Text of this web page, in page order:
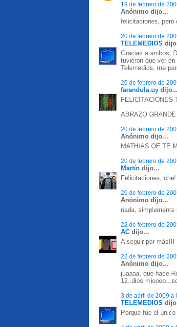
19 de febrero de
Anónimo dijo...
felicitaciones, pero
20 de febrero de
TELEMEDIOS
Gracias a ambos,
tuvieron que ver
Telemedios, me
20 de febrero de
farandula.uy dijo...
FELICITACIONES
ABRAZO
20 de febrero de
Anónimo dijo...
MATHIAS QE TE
20 de febrero de
Martín dijo...
Felicitaciones,
20 de febrero de
Anónimo dijo...
nada, simplemente
22 de febrero de
AC dijo...
A seguir por más!!!
22 de febrero de
Anónimo dijo...
juaaaa, que hace
12..dios
3 de abril de 2009 a
TELEMEDIOS
Porque fue el